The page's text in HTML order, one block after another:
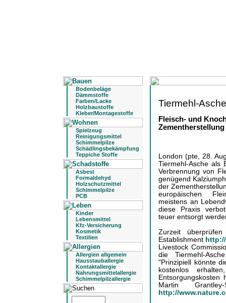
Bodenbeläge
Dämmstoffe
Farben/Lacke
Holzbaustoffe
Kleber/Montagestoffe
Spielzeug
Reinigungsmittel
Schimmelpilze
Schädlingsbekämpfung
Teppiche Stoffe
Asbest
Formaldehyd
Holzschutzmittel
Schimmelpilze
PCB
Kinder
Lebensmittel
Kfz-Versicherung
Kosmetik
Textilien
Allergien allgemein
Hausstauballergie
Kontaktallergie
Nahrungsmittelallergie
Schimmelpilzallergie
Tiermehl-
Fleisch- und
Zementherstellung
London (pte, 28.
Tiermehl-Asche als
Verbrennung von
genügend
der
europäischen
meistens an
diese Praxis
teuer entsorgt
Zurzeit
Establishment
Livestock
die Tiermehl-
"Prinzipiell könnte
kostenlos
Entsorgungskosten
Martin
http://